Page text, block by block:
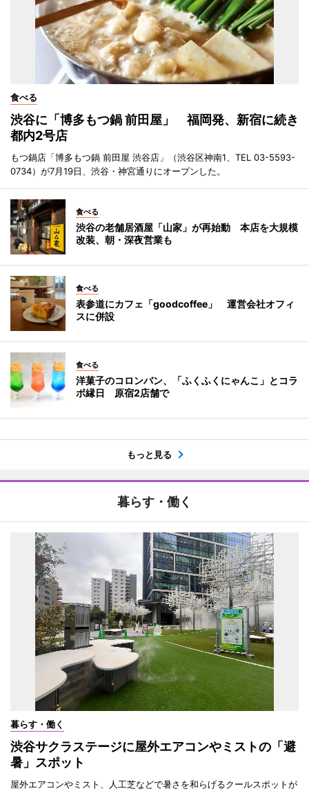
食べる
渋谷に「博多もつ鍋 前田屋」 福岡発、新宿に続き
都内2号店
もつ鍋店「博多もつ鍋 前田屋 渋谷店」（渋谷区神南1、TEL 03-5593-
0734）が7月19日、渋谷・神宮通りにオープンした。
食べる
渋谷の老舗居酒屋「山家」が再始動 本店を大規模
改装、朝・深夜営業も
食べる
表参道にカフェ「goodcoffee」 運営会社オフィ
スに併設
食べる
洋菓子のコロンバン、「ふくふくにゃんこ」とコラ
ボ縁日 原宿2店舗で
もっと見る
暮らす・働く
暮らす・働く
渋谷サクラステージに屋外エアコンやミストの「避
暑」スポット
屋外エアコンやミスト、人工芝などで暑さを和らげるクールスポットが